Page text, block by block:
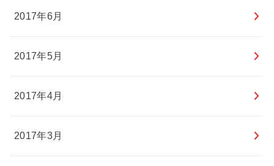
2017年6月
2017年5月
2017年4月
2017年3月